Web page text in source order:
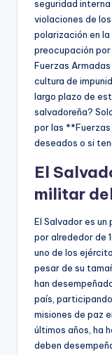
seguridad
violaciones de
polarización en
preocupación
Fuerzas
cultura de
largo plazo de
salvadoreña?
por las
deseados o si
El
militar
El Salvador es
por alrededor de
uno de los
pesar de su
han
país,
misiones de paz
últimos años, ha
deben